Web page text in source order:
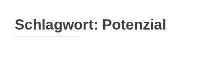
Schlagwort: Potenzial